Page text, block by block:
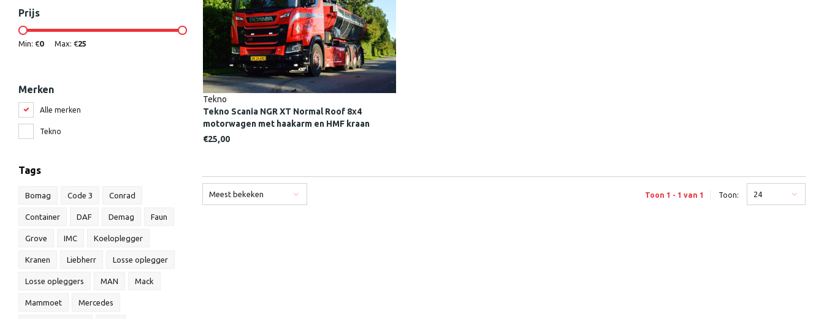
Prijs
Min: €0 Max: €25
Merken
Alle merken
Tekno
Tags
Bomag Code 3 Conrad
Container DAF Demag Faun
Grove IMC Koeloplegger
Kranen Liebherr Losse oplegger
Losse opleggers MAN Mack
Mammoet Mercedes
Tekno
Tekno Scania NGR XT Normal Roof 8x4
motorwagen met haakarm en HMF kraan
ANDERS SORENSEN
€25,00
Meest bekeken Toon 1 - 1 van 1 Toon: 24